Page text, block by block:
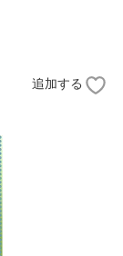
追加する